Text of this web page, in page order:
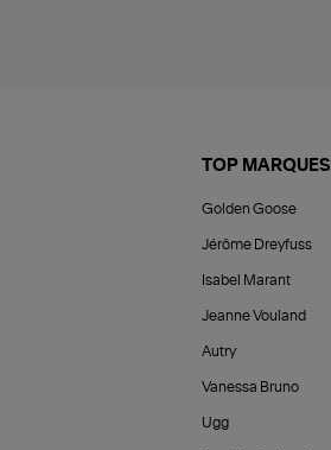
TOP MARQUES
Golden Goose
Jérôme Dreyfuss
Isabel Marant
Jeanne Vouland
Autry
Vanessa Bruno
Ugg